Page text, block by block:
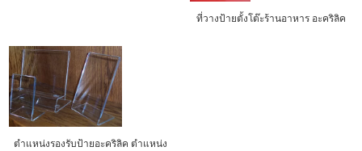
ที่วางป้ายตั้งโต๊ะร้านอาหาร อะคริลิค
ตําแหน่งรองรับป้ายอะคริลิค ตําแหน่ง